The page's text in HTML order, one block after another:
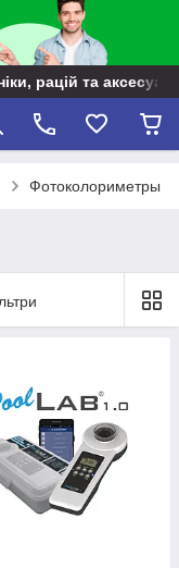
рацій та
Фотоколориметры